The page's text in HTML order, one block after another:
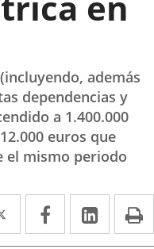
además
dependencias y
a 1.400.000
euros que
el mismo periodo
Twitter
Enlace
a
Facebook
Enlace
a
Enlace
a